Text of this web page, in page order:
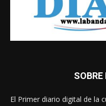
El Primer diario digital de la